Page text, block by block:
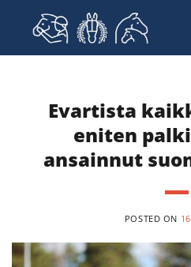
Evartista
eniten
ansainnut
POSTED ON